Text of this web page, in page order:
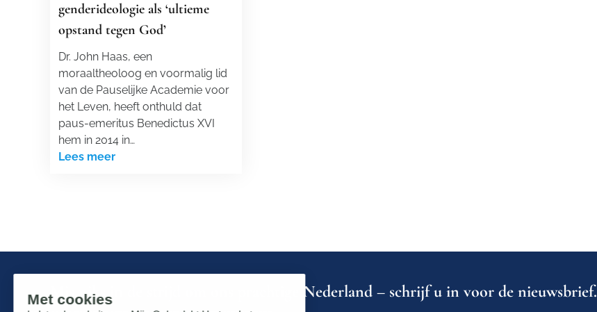
genderideologie als ‘ultieme
opstand tegen God’
Dr. John Haas, een
moraaltheoloog en voormalig lid
van de Pauselijke Academie voor
het Leven, heeft onthuld dat
paus-emeritus Benedictus XVI
hem in 2014 in…
Lees meer
Mis niks in de strijd om ons prachtige Nederland – schrijf u in voor de nieuwsbrief.